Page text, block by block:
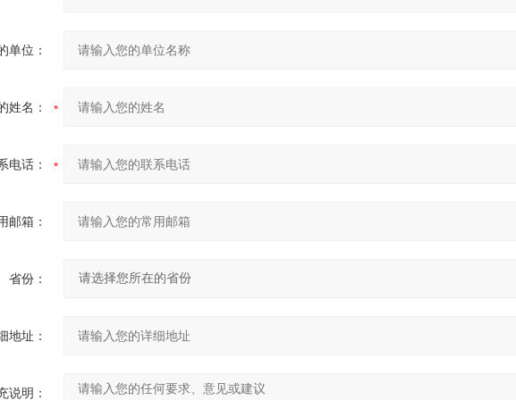
单位：
姓名：
电话：
邮箱：
省份：
地址：
说明：